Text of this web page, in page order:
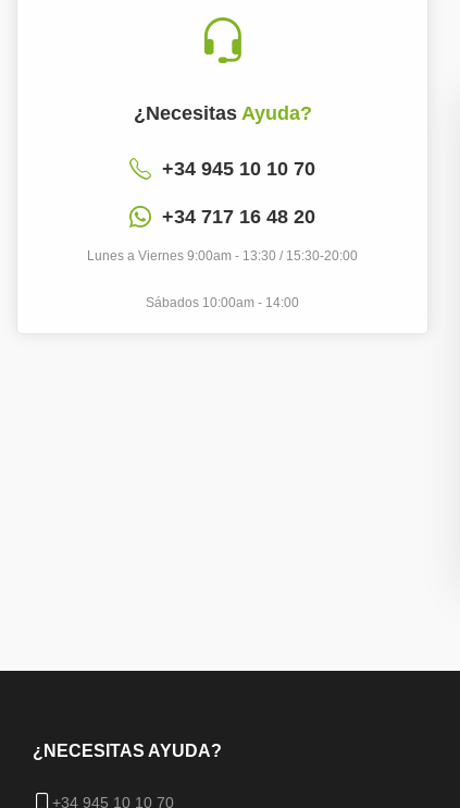
¿Necesitas Ayuda?
+34 945 10 10 70
+34 717 16 48 20
Lunes a Viernes 9:00am - 13:30 / 15:30-20:00
Sábados 10:00am - 14:00
¿NECESITAS AYUDA?
+34 945 10 10 70